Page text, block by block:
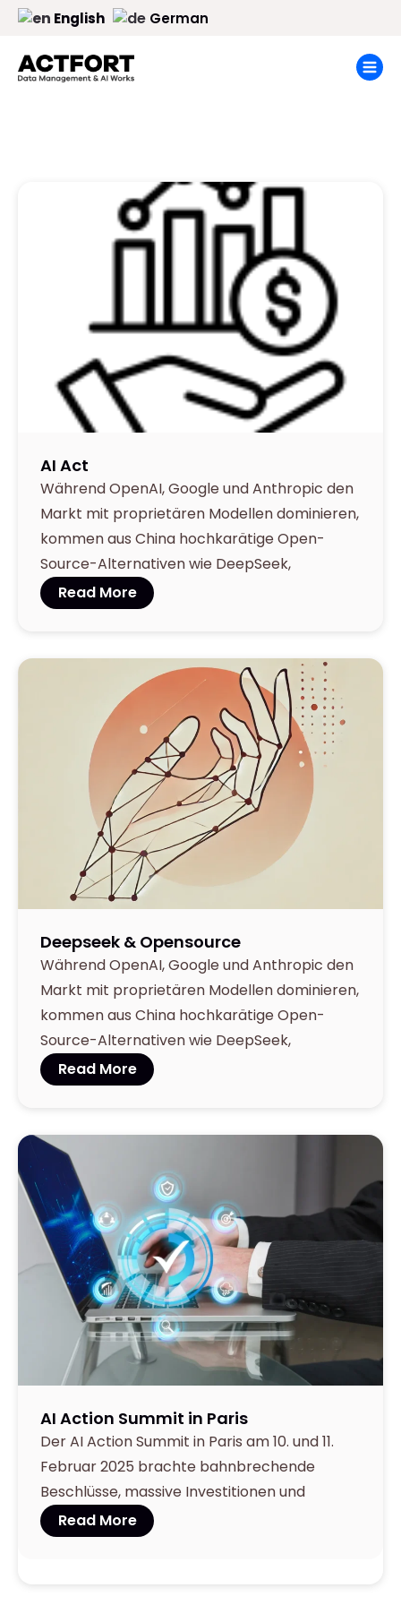
English German
March 27,
2025
AI Act
Während OpenAI, Google und Anthropic den
Markt mit proprietären Modellen dominieren,
kommen aus China hochkarätige Open-
Source-Alternativen wie DeepSeek,
Read More
March 27,
2025
Deepseek & Opensource
Während OpenAI, Google und Anthropic den
Markt mit proprietären Modellen dominieren,
kommen aus China hochkarätige Open-
Source-Alternativen wie DeepSeek,
Read More
March 27,
2025
AI Action Summit in Paris
Der AI Action Summit in Paris am 10. und 11.
Februar 2025 brachte bahnbrechende
Beschlüsse, massive Investitionen und
Read More